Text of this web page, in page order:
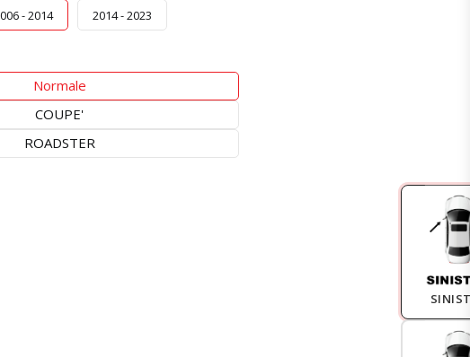
2006 - 2014 2014 - 2023
Normale
COUPE'
ROADSTER